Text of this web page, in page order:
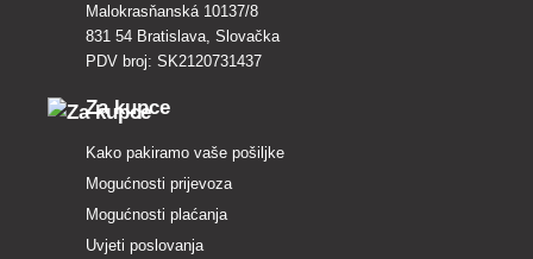
Malokrasňanská 10137/8
831 54 Bratislava, Slovačka
PDV broj: SK2120731437
Za kupce
Kako pakiramo vaše pošiljke
Mogućnosti prijevoza
Mogućnosti plaćanja
Uvjeti poslovanja